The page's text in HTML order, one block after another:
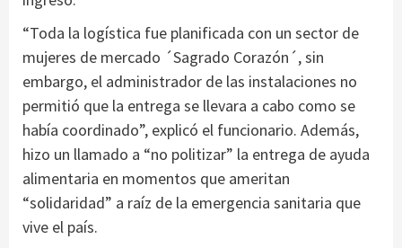
“Toda la logística fue planificada con un sector de
mujeres de mercado ´Sagrado Corazón´, sin
embargo, el administrador de las instalaciones no
permitió que la entrega se llevara a cabo como se
había coordinado”, explicó el funcionario. Además,
hizo un llamado a “no politizar” la entrega de ayuda
alimentaria en momentos que ameritan
“solidaridad” a raíz de la emergencia sanitaria que
vive el país.